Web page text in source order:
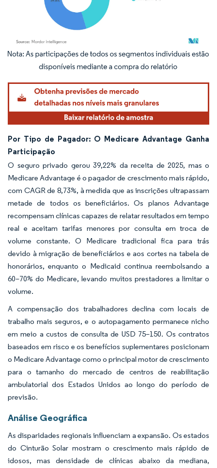
Imagem © Mordor Intelligence. O reuso requer atribuição conforme CC BY 4.0.
Por Tipo de Pagador: O Medicare Advantage Ganha
Participação
O seguro privado gerou 39,22% da receita de 2025, mas o
Medicare Advantage é o pagador de crescimento mais rápido,
com CAGR de 8,73%, à medida que as inscrições ultrapassam
metade de todos os beneficiários. Os planos Advantage
recompensam clínicas capazes de relatar resultados em tempo
real e aceitam tarifas menores por consulta em troca de
volume constante. O Medicare tradicional fica para trás
devido à migração de beneficiários e aos cortes na tabela de
honorários, enquanto o Medicaid continua reembolsando a
60–70% do Medicare, levando muitos prestadores a limitar o
volume.
A compensação dos trabalhadores declina com locais de
trabalho mais seguros, e o autopagamento permanece nicho
em meio a custos de consulta de USD 75–150. Os contratos
baseados em risco e os benefícios suplementares posicionam
o Medicare Advantage como o principal motor de crescimento
para o tamanho do mercado de centros de reabilitação
ambulatorial dos Estados Unidos ao longo do período de
previsão.
Análise Geográfica
As disparidades regionais influenciam a expansão. Os estados
do Cinturão Solar mostram o crescimento mais rápido de
idosos, mas densidade de clínicas abaixo da mediana,